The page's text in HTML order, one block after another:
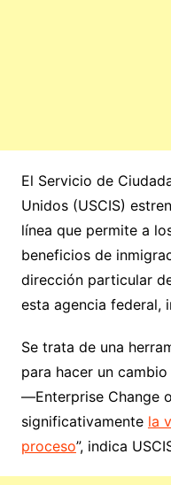
El Servicio de
Unidos (USCIS)
línea que permite a
beneficios de
dirección particular
esta agencia federal,
Se trata de una
para hacer un
—Enterprise Change
significativamente la
proceso”, indica